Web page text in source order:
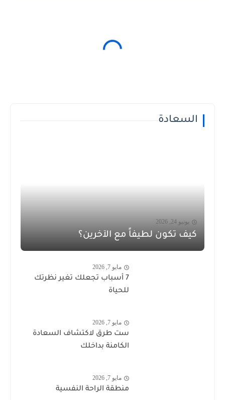
السعادة
يونيو 24, 2026
كيف تكون لطيفاً مع الآخرين؟
مايو 7, 2026
7 أسباب تجعلك تغير نظرتك
للحياة
مايو 7, 2026
ست طرق لاكتشاف السعادة
الكامنة بداخلك
مايو 7, 2026
منطقة الراحة النفسية